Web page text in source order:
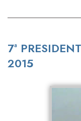
7ª
2015